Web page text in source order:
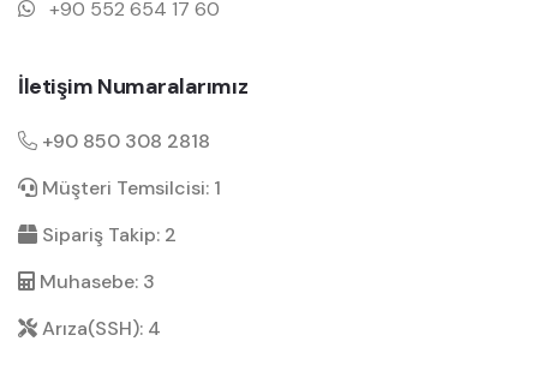
+90 552 654 17 60
İletişim Numaralarımız
+90 850 308 2818
Müşteri Temsilcisi: 1
Sipariş Takip: 2
Muhasebe: 3
Arıza(SSH): 4